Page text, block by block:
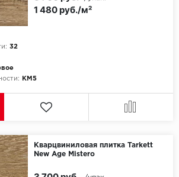
32
КМ5
1 480 руб./м²
Кварцвиниловая плитка Tarkett
New Age Mistero